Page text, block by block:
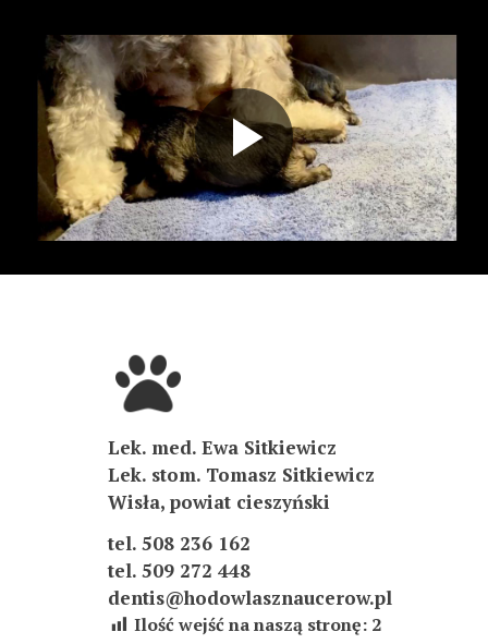
Play
Video
Lek. med. Ewa Sitkiewicz
Lek. stom. Tomasz Sitkiewicz
Wisła, powiat cieszyński
tel. 508 236 162
tel. 509 272 448
dentis@hodowlasznaucerow.pl
Ilość wejść na naszą stronę: 2